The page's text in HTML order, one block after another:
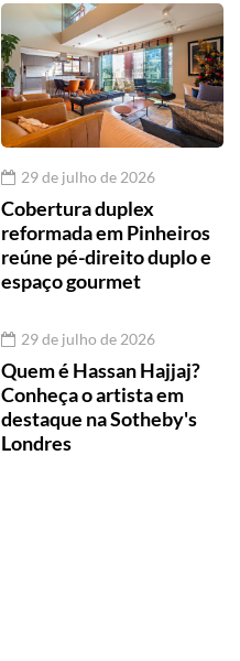
29 de julho de 2026
Cobertura duplex
reformada em Pinheiros
reúne pé-direito duplo e
espaço gourmet
29 de julho de 2026
Quem é Hassan Hajjaj?
Conheça o artista em
destaque na Sotheby's
Londres